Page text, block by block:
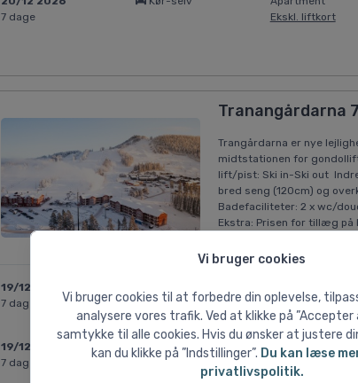
Vi bruger cookies
Vi bruger cookies til at forbedre din oplevelse,
analysere vores trafik. Ved at klikke på ”Accepter
samtykke til alle cookies. Hvis du ønsker at justere
kan du klikke på ”Indstillinger”. Du kan læse
privatlivspolitik.
7 dage
Ekskl. liftkort
Tranangårdarna
Trangårdarna er nye
midtstationen for
lift/pist: Ski in-Ski out
bred seng (120cm) og
Badefaciliteter: 2 x wc/
Ekstra: Prisen for tillæg på
19/12 2026
7 dage
Ekskl. liftkort
19/12 2026
7 dage
Kør-selv